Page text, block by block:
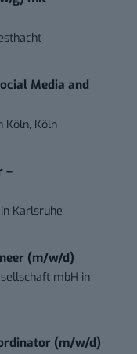
Media and
Köln, Köln
–
in Karlsruhe
(m/w/d)
mbH in
(m/w/d)